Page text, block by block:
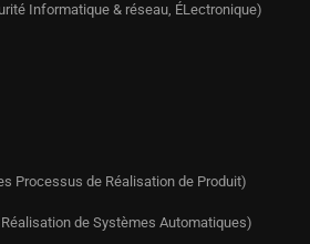
Informatique & réseau, ÉLectronique)
Processus de Réalisation de Produit)
Réalisation de Systèmes Automatiques)